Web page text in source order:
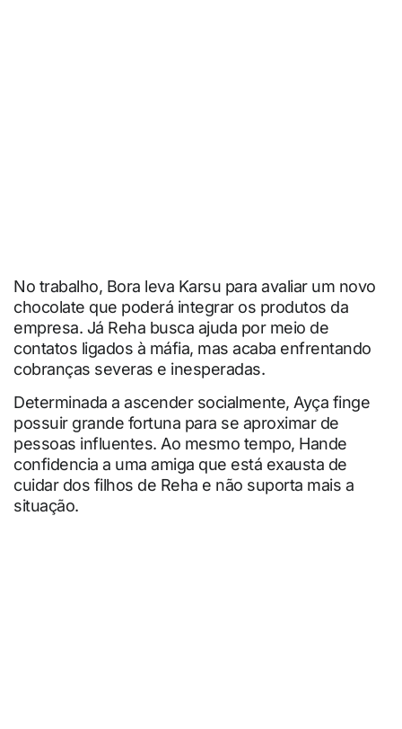
No trabalho, Bora leva Karsu para avaliar um novo
chocolate que poderá integrar os produtos da
empresa. Já Reha busca ajuda por meio de
contatos ligados à máfia, mas acaba enfrentando
cobranças severas e inesperadas.
Determinada a ascender socialmente, Ayça finge
possuir grande fortuna para se aproximar de
pessoas influentes. Ao mesmo tempo, Hande
confidencia a uma amiga que está exausta de
cuidar dos filhos de Reha e não suporta mais a
situação.